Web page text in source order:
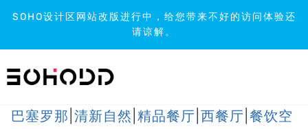
SOHO设计区网站改版进行中，给您带来不好的访问体验还
请谅解。
到
巴塞罗那 清新自然 精品餐厅 西餐厅 餐饮空